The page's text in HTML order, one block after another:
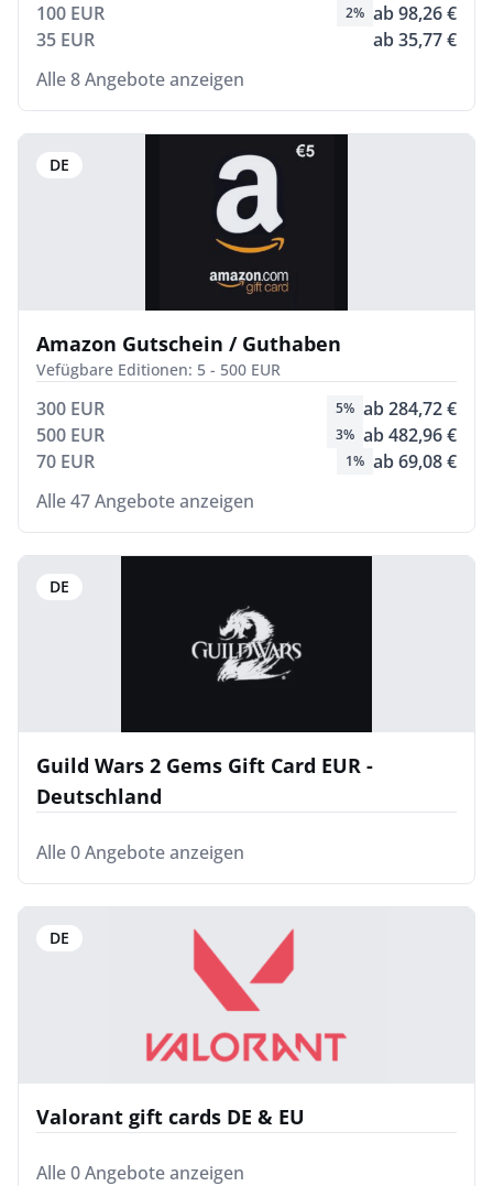
100 EUR
2% ab 98,26 €
35 EUR
ab 35,77 €
Alle 8 Angebote anzeigen
DE
Amazon Gutschein / Guthaben
Vefügbare Editionen: 5 - 500 EUR
300 EUR 5% ab 284,72 €
500 EUR
3% ab 482,96 €
70 EUR
1% ab 69,08 €
Alle 47 Angebote anzeigen
DE
Guild Wars 2 Gems Gift Card EUR -
Deutschland
Alle 0 Angebote anzeigen
DE
Valorant gift cards DE & EU
Alle 0 Angebote anzeigen